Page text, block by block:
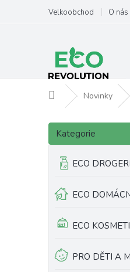
obsah
Velkoobchod O nás
Domů Novinky
P
s
n
n
Přeskočit
kategorie
Kategorie
ECO
ECO
ECO
PRO DĚTI A